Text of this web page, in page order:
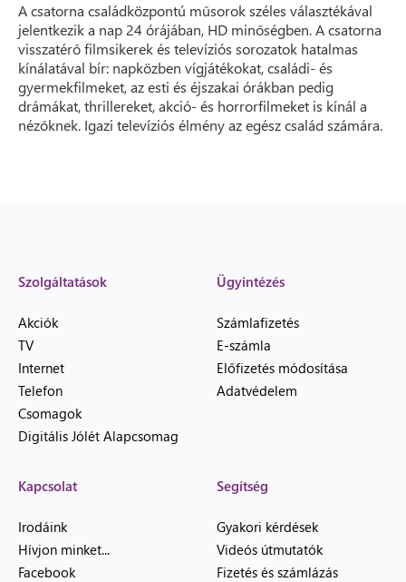
A csatorna családközpontú műsorok széles választékával
jelentkezik a nap 24 órájában, HD minőségben. A csatorna
visszatérő filmsikerek és televíziós sorozatok hatalmas
kínálatával bír: napközben vígjátékokat, családi- és
gyermekfilmeket, az esti és éjszakai órákban pedig
drámákat, thrillereket, akció- és horrorfilmeket is kínál a
nézőknek. Igazi televíziós élmény az egész család számára.
Szolgáltatások
Akciók
TV
Internet
Telefon
Csomagok
Digitális Jólét Alapcsomag
Ügyintézés
Számlafizetés
E-számla
Előfizetés módosítása
Adatvédelem
Kapcsolat
Irodáink
Hívjon minket...
Facebook
Segítség
Gyakori kérdések
Videós útmutatók
Fizetés és számlázás